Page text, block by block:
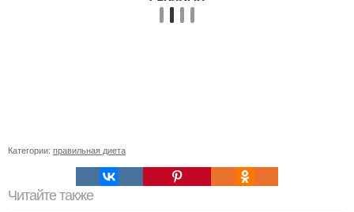
Категории: правильная диета
Читайте также